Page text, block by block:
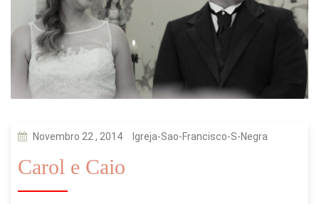
Novembro 22 , 2014 Igreja-Sao-Francisco-S-Negra
Carol e Caio